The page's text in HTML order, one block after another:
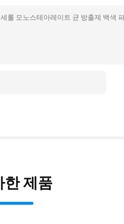
롤 모노스테아레이트 균 방출제 백색
한 제품